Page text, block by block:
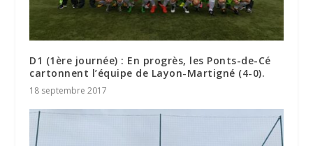
D1 (1ère journée) : En progrès, les Ponts-de-Cé
cartonnent l’équipe de Layon-Martigné (4-0).
18 septembre 2017